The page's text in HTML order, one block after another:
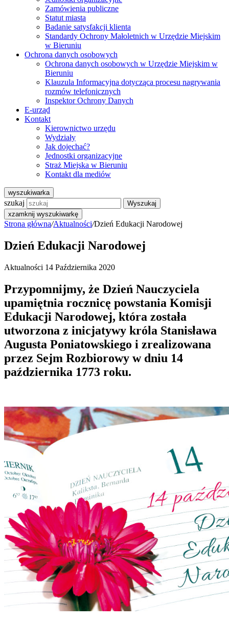
Zamówienia publiczne
Statut miasta
Badanie satysfakcji klienta
Standardy Ochrony Małoletnich w Urzędzie Miejskim
w Bieruniu
Ochrona danych osobowych
Ochrona danych osobowych w Urzędzie Miejskim w
Bieruniu
Klauzula Informacyjna dotycząca procesu nagrywania
rozmów telefonicznych
Inspektor Ochrony Danych
E-urząd
Kontakt
Kierownictwo urzędu
Wydziały
Jak dojechać?
Jednostki organizacyjne
Straż Miejska w Bieruniu
Kontakt dla mediów
wyszukiwarka
szukaj
Wyszukaj
xzamknij wyszukiwarkę
Strona główna/Aktualności/Dzień Edukacji Narodowej
Dzień Edukacji Narodowej
Aktualności 14 Października 2020
Przypomnijmy, że Dzień Nauczyciela
upamiętnia rocznicę powstania Komisji
Edukacji Narodowej, która została
utworzona z inicjatywy króla Stanisława
Augusta Poniatowskiego i zrealizowana
przez Sejm Rozbiorowy w dniu 14
października 1773 roku.